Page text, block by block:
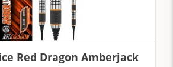
Red Dragon Amberjack